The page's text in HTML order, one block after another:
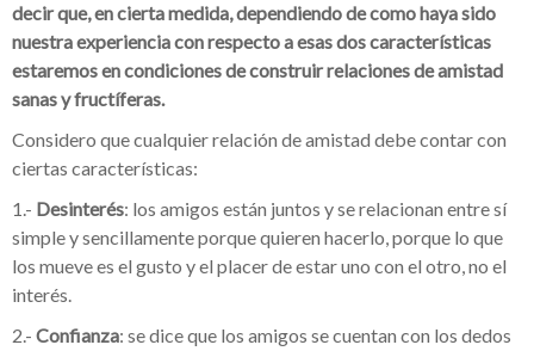
decir que, en cierta medida, dependiendo de como haya sido
nuestra experiencia con respecto a esas dos características
estaremos en condiciones de construir relaciones de amistad
sanas y fructíferas.
Considero que cualquier relación de amistad debe contar con
ciertas características:
1.- Desinterés: los amigos están juntos y se relacionan entre sí
simple y sencillamente porque quieren hacerlo, porque lo que
los mueve es el gusto y el placer de estar uno con el otro, no el
interés.
2.- Confianza: se dice que los amigos se cuentan con los dedos